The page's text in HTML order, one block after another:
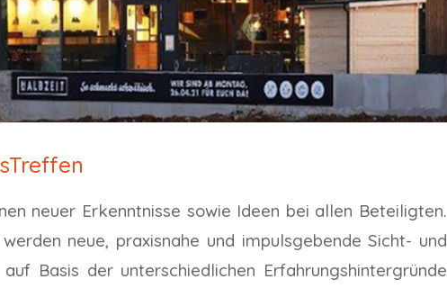
neuer Erkenntnisse sowie Ideen bei allen Beteiligten.
neue, praxisnahe und impulsgebende Sicht- und
Basis der unterschiedlichen Erfahrungshintergründe